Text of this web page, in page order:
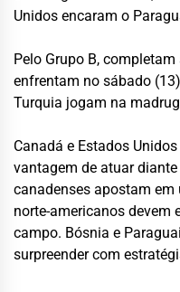
Unidos encaram o
Pelo Grupo B,
enfrentam no sábado
Turquia jogam na
Canadá e Estados
vantagem de atuar
canadenses apostam
norte-americanos devem
campo. Bósnia e
surpreender com